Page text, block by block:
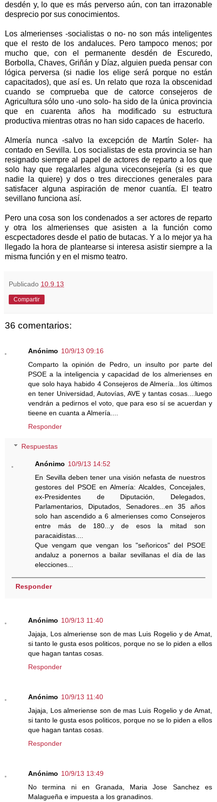
desdén y, lo que es más perverso aún, con tan irrazonable
desprecio por sus conocimientos.
Los almerienses -socialistas o no- no son más inteligentes
que el resto de los andaluces. Pero tampoco menos; por
mucho que, con el permanente desdén de Escuredo,
Borbolla, Chaves, Griñán y Díaz, alguien pueda pensar con
lógica perversa (si nadie los elige será porque no están
capacitados), que así es. Un relato que roza la obscenidad
cuando se comprueba que de catorce consejeros de
Agricultura sólo uno -uno solo- ha sido de la única provincia
que en cuarenta años ha modificado su estructura
productiva mientras otras no han sido capaces de hacerlo.
Almería nunca -salvo la excepción de Martín Soler- ha
contado en Sevilla. Los socialistas de esta provincia se han
resignado siempre al papel de actores de reparto a los que
solo hay que regalarles alguna viceconsejería (si es que
nadie la quiere) y dos o tres direcciones generales para
satisfacer alguna aspiración de menor cuantía. El teatro
sevillano funciona así.
Pero una cosa son los condenados a ser actores de reparto
y otra los almerienses que asisten a la función como
escpectadores desde el patio de butacas. Y a lo mejor ya ha
llegado la hora de plantearse si interesa asistir siempre a la
misma función y en el mismo teatro.
Publicado 10.9.13
Compartir
36 comentarios:
Anónimo 10/9/13 09:16
Comparto la opinión de Pedro, un insulto por parte del
PSOE a la inteligencia y capacidad de los almerienses en
que solo haya habido 4 Consejeros de Almería...los últimos
en tener Universidad, Autovías, AVE y tantas cosas....luego
vendrán a pedirnos el voto, que para eso sí se acuerdan y
tieene en cuanta a Almería....
Responder
Respuestas
Anónimo 10/9/13 14:52
En Sevilla deben tener una visión nefasta de nuestros
gestores del PSOE en Almería: Alcaldes, Concejales,
ex-Presidentes de Diputación, Delegados,
Parlamentarios, Diputados, Senadores...en 35 años
solo han ascendido a 6 almerienses como Consejeros
entre más de 180...y de esos la mitad son
paracaidistas....
Que vengam que vengan los "señoricos" del PSOE
andaluz a ponernos a bailar sevillanas el día de las
elecciones...
Responder
Anónimo 10/9/13 11:40
Jajaja, Los almeriense son de mas Luis Rogelio y de Amat,
si tanto le gusta esos politicos, porque no se lo piden a ellos
que hagan tantas cosas.
Responder
Anónimo 10/9/13 11:40
Jajaja, Los almeriense son de mas Luis Rogelio y de Amat,
si tanto le gusta esos politicos, porque no se lo piden a ellos
que hagan tantas cosas.
Responder
Anónimo 10/9/13 13:49
No termina ni en Granada, Maria Jose Sanchez es
Malagueña e impuesta a los granadinos.